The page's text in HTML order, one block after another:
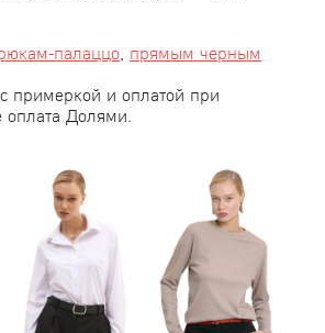
палаццо прямым черным
с примеркой и оплатой при
оплата Долями.